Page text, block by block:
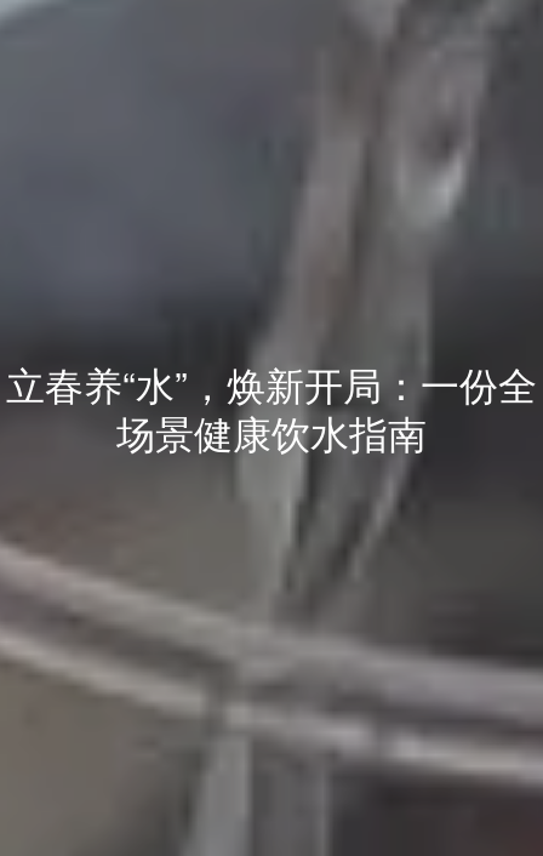
立春养“水”，焕新开局：一份全
场景健康饮水指南